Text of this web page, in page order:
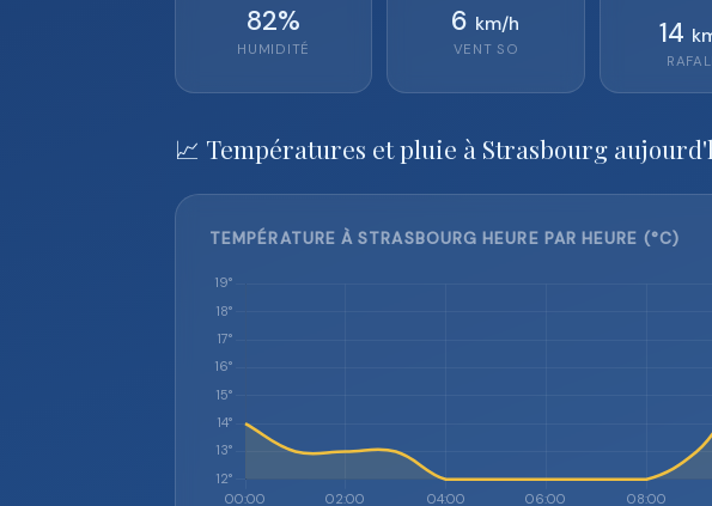
82%
HUMIDITÉ
6 km/h
VENT SO 14
📈 Températures et pluie à Strasbourg
TEMPÉRATURE À STRASBOURG HEURE PAR HEURE (°C)